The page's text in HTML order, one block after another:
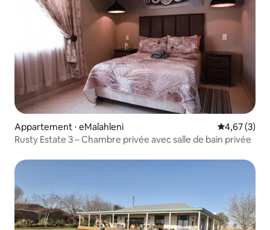
Appartement ⋅ eMalahleni Évaluation
4,67 (3)
Rusty Estate 3 – Chambre privée avec salle de bain privée